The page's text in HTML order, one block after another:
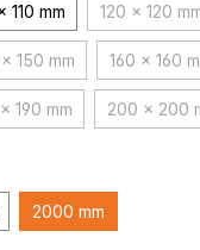
110 mm 120 x 120(Diese
nicht verfügbar.)
150 mm
(Diese Option ist zurzeit
160 x 160
nicht verfügbar.)
190 mm
(Diese Option ist zurzeit
200 x 200
2000 mm